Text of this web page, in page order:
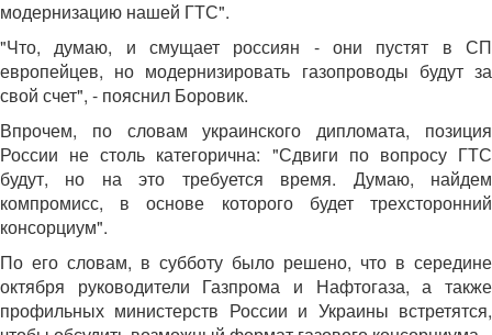
модернизацию нашей ГТС".
"Что, думаю, и смущает россиян - они пустят в СП
европейцев, но модернизировать газопроводы будут за
свой счет", - пояснил Боровик.
Впрочем, по словам украинского дипломата, позиция
России не столь категорична: "Сдвиги по вопросу ГТС
будут, но на это требуется время. Думаю, найдем
компромисс, в основе которого будет трехсторонний
консорциум".
По его словам, в субботу было решено, что в середине
октября руководители Газпрома и Нафтогаза, а также
профильных министерств России и Украины встретятся,